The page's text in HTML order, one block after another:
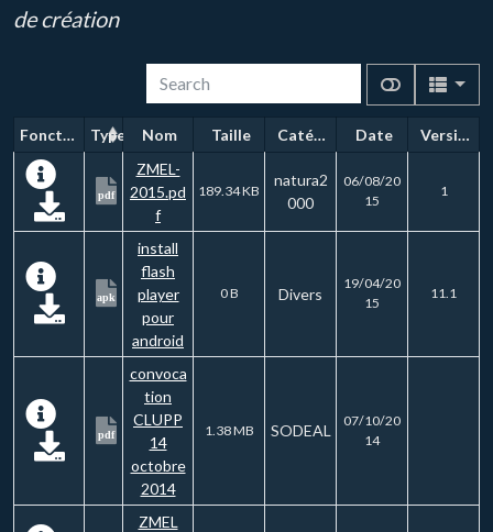
de création
Fonctions Type Nom Taille Catégorie Date Version
pdf
ZMEL-
2015.pd
f
189.34 KB
natura2
000
06/08/20
15
1
apk
install
flash
player
pour
android
0 B Divers
19/04/20
15
11.1
pdf
convoca
tion
CLUPP
14
octobre
2014
1.38 MB SODEAL
07/10/20
14
ZMEL